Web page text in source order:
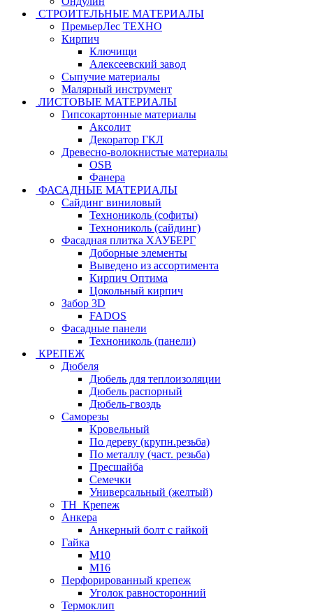
СТРОИТЕЛЬНЫЕ МАТЕРИАЛЫ
ПремьерЛес ТЕХНО
Кирпич
Ключищи
Алексеевский завод
Сыпучие материалы
Малярный инструмент
ЛИСТОВЫЕ МАТЕРИАЛЫ
Гипсокартонные материалы
Аксолит
Декоратор ГКЛ
Древесно-волокнистые материалы
OSB
Фанера
ФАСАДНЫЕ МАТЕРИАЛЫ
Сайдинг виниловый
Технониколь (софиты)
Технониколь (сайдинг)
Фасадная плитка ХАУБЕРГ
Доборные элементы
Выведено из ассортимента
Кирпич Оптима
Цокольный кирпич
Забор 3D
FADOS
Фасадные панели
Технониколь (панели)
КРЕПЕЖ
Дюбеля
Дюбель для теплоизоляции
Дюбель распорный
Дюбель-гвоздь
Саморезы
Кровельный
По дереву (крупн.резьба)
По металлу (част. резьба)
Пресшайба
Семечки
Универсальный (желтый)
ТН_Крепеж
Анкера
Анкерный болт с гайкой
Гайка
М10
М16
Перфорированный крепеж
Уголок равносторонний
Термоклип